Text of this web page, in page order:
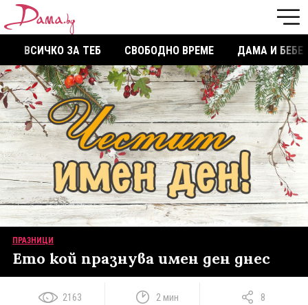
ВСИЧКО ЗА ТЕБ СВОБОДНО ВРЕМЕ ДАМА И БЕБЕ
ПРАЗНИЦИ
Ето кой празнува имен ден днес
2163 2 мин 8